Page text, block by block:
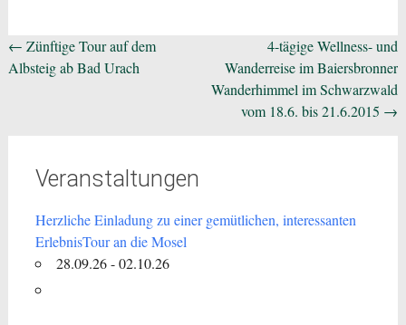
Beitragsnavigation
← Zünftige Tour auf dem
Albsteig ab Bad Urach
4-tägige Wellness- und
Wanderreise im Baiersbronner
Wanderhimmel im Schwarzwald
vom 18.6. bis 21.6.2015 →
Veranstaltungen
Herzliche Einladung zu einer gemütlichen, interessanten
ErlebnisTour an die Mosel
28.09.26 - 02.10.26